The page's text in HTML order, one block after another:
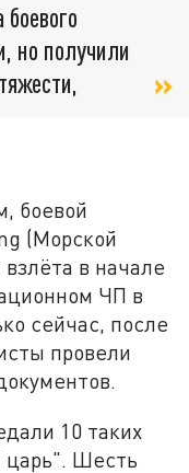
но получили
боевой
(Морской
в начале
ЧП в
сейчас, после
провели
10 таких
царь". Шесть